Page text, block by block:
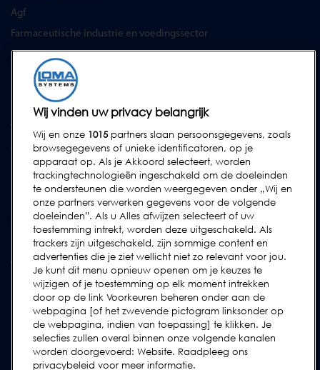
Agf
Farmaceutische industrie en voedingssector
SERVICES
Service Contracten
Reserve-onderdelen
Test Samples
Opleidingscentrum
Upgrades
SUPPORT
Neem contact met ons op
Verzoek Voor Ondersteuning Indienen
Gebruikershandleidingen
Industrierichtlijnen
Legacy Producten
Wij vinden uw privacy belangrijk
Wij en onze 1015partners slaan persoonsgegevens, zoals
browsegegevens of unieke identificatoren, op je
apparaat op. Als je Akkoord selecteert, worden
trackingtechnologieën ingeschakeld om de doeleinden
te ondersteunen die worden weergegeven onder „Wij en
onze partners verwerken gegevens voor de volgende
doeleinden”. Als u Alles afwijzen selecteert of uw
toestemming intrekt, worden deze uitgeschakeld. Als
trackers zijn uitgeschakeld, zijn sommige content en
advertenties die je ziet wellicht niet zo relevant voor jou.
Je kunt dit menu opnieuw openen om je keuzes te
wijzigen of je toestemming op elk moment intrekken
door op de link Voorkeuren beheren onder aan de
webpagina [of het zwevende pictogram linksonder op
de webpagina, indien van toepassing] te klikken. Je
selecties zullen overal binnen onze volgende kanalen
worden doorgevoerd: Website. Raadpleeg ons
privacybeleid voor meer informatie.